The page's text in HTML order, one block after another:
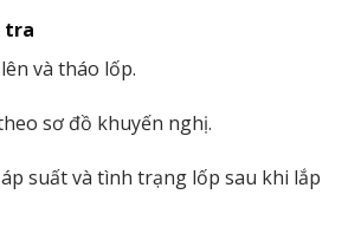
tra
và tháo lốp.
sơ đồ khuyến nghị.
suất và tình trạng lốp sau khi lắp